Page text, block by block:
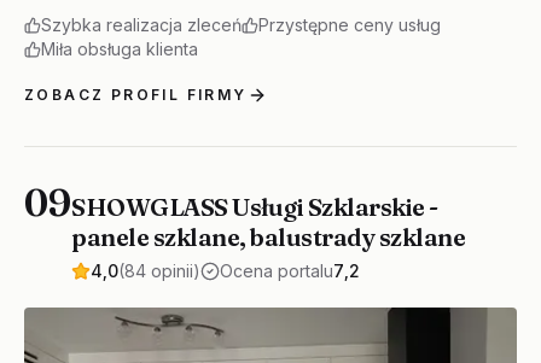
Szybka realizacja zleceń
Przystępne ceny usług
Miła obsługa klienta
ZOBACZ PROFIL FIRMY
09SHOWGLASS Usługi Szklarskie -
panele szklane, balustrady szklane
4,0(84 opinii) Ocena portalu7,2